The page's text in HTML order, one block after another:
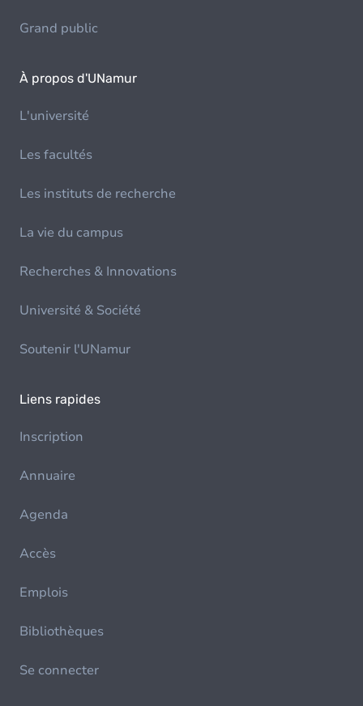
Grand public
À propos d'UNamur
L'université
Les facultés
Les instituts de recherche
La vie du campus
Recherches & Innovations
Université & Société
Soutenir l'UNamur
Liens rapides
Inscription
Annuaire
Agenda
Accès
Emplois
Bibliothèques
Se connecter